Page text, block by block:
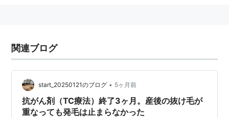
関連ブログ
start_20250121のブログ • 5ヶ月前
抗がん剤（TC療法）終了3ヶ月。産後の抜け毛が
重なっても発毛は止まらなかった